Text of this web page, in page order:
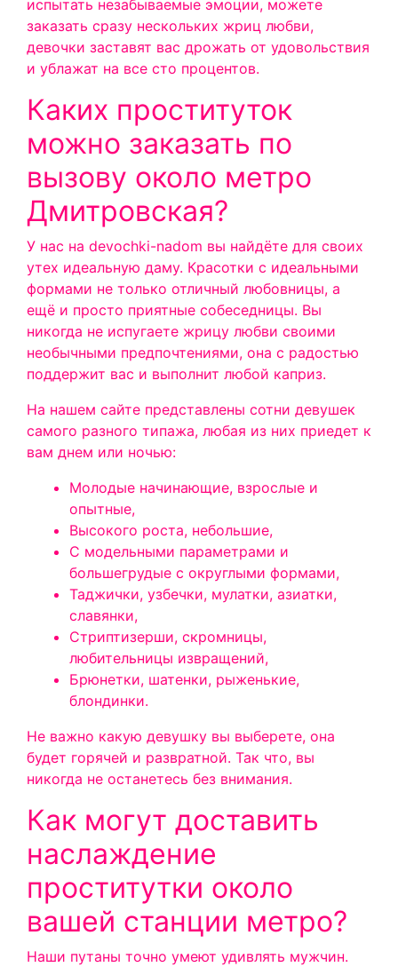
испытать незабываемые эмоции, можете
заказать сразу нескольких жриц любви,
девочки заставят вас дрожать от удовольствия
и ублажат на все сто процентов.
Каких проституток
можно заказать по
вызову около метро
Дмитровская?
У нас на devochki-nadom вы найдёте для своих
утех идеальную даму. Красотки с идеальными
формами не только отличный любовницы, а
ещё и просто приятные собеседницы. Вы
никогда не испугаете жрицу любви своими
необычными предпочтениями, она с радостью
поддержит вас и выполнит любой каприз.
На нашем сайте представлены сотни девушек
самого разного типажа, любая из них приедет к
вам днем или ночью:
Молодые начинающие, взрослые и
опытные,
Высокого роста, небольшие,
С модельными параметрами и
большегрудые с округлыми формами,
Таджички, узбечки, мулатки, азиатки,
славянки,
Стриптизерши, скромницы,
любительницы извращений,
Брюнетки, шатенки, рыженькие,
блондинки.
Не важно какую девушку вы выберете, она
будет горячей и развратной. Так что, вы
никогда не останетесь без внимания.
Как могут доставить
наслаждение
проститутки около
вашей станции метро?
Наши путаны точно умеют удивлять мужчин.